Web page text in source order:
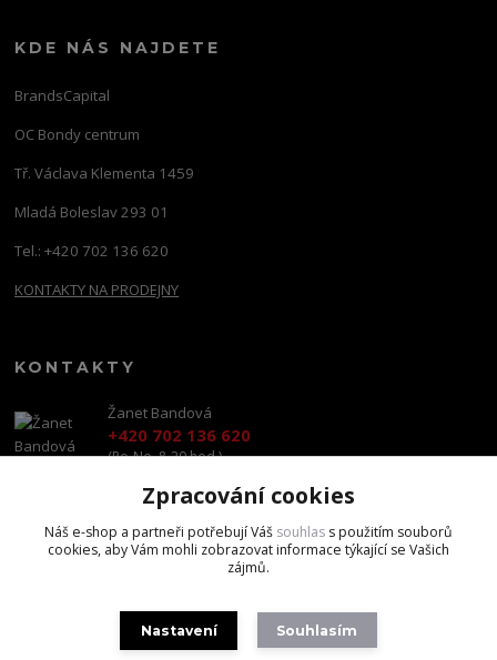
KDE NÁS NAJDETE
BrandsCapital
OC Bondy centrum
Tř. Václava Klementa 1459
Mladá Boleslav 293 01
Tel.: +420 702 136 620
KONTAKTY NA PRODEJNY
KONTAKTY
Žanet Bandová
+420 702 136 620
(Po-Ne, 8-20 hod.)
shop@brandscapital.cz
Zpracování cookies
Náš e-shop a partneři potřebují Váš souhlas s použitím souborů
cookies, aby Vám mohli zobrazovat informace týkající se Vašich
zájmů.
Nastavení Souhlasím